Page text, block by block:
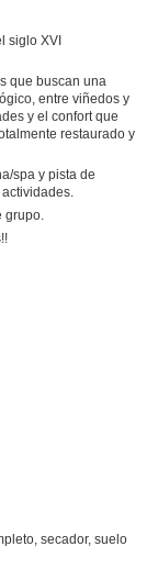
siglo XVI
que buscan una
entre viñedos y
y el confort que
restaurado y
spa y pista de
grupo.
secador, suelo